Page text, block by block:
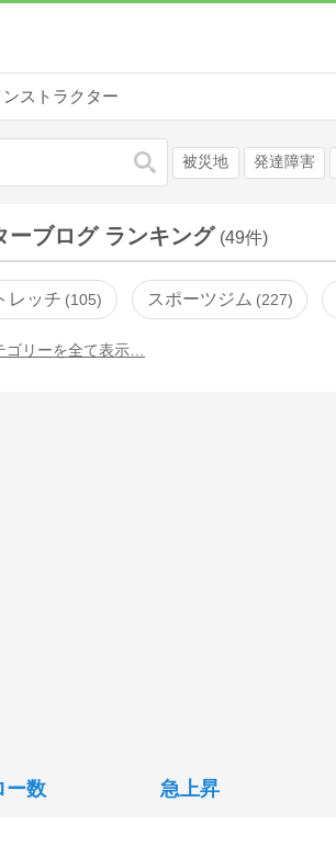
ンストラクター
検索 被災地 発達障害
ーブログ ランキング (49件)
レッチ 105 スポーツジム 227
ゴリーを全て表示…
ー数 急上昇